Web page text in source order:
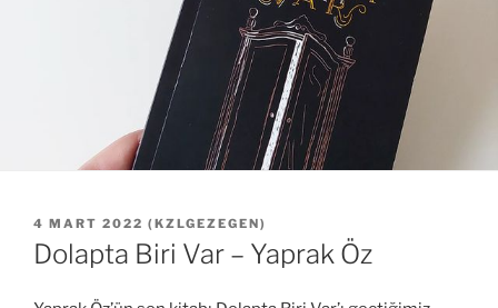
YAYIM
TARIHI
4 MART 2022 ( KZLGEZEGEN)
Dolapta Biri Var – Yaprak Öz